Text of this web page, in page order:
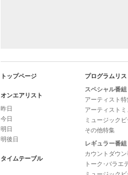
トップページ
オンエアリスト
昨日
今日
明日
明後日
タイムテーブル
プログラムリス
スペシャル番組
アーティスト特
アーティスト
ミュージック
その他特集
レギュラー番組
カウントダウン
トーク･バラエ